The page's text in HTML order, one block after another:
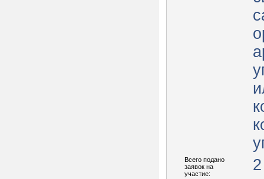
Всего подано
заявок на
участие:
2